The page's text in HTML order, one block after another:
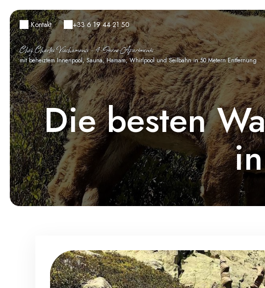
Kontakt +33 6 19 44 21 50
Chez Charles Viachamonix – 4-Sterne-Apartments
mit beheiztem Innenpool, Sauna, Hamam, Whirlpool und Seilbahn in 50 Metern Entfernung
Die besten